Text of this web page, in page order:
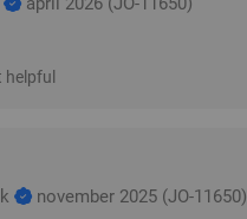
helpful
november 2025 (JO-11650)